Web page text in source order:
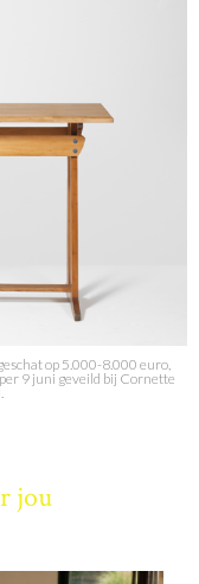
op 5.000-8.000 euro,
9 juni geveild bij Cornette
jou